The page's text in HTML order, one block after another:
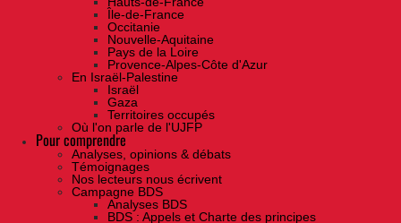
Île-de-France
Occitanie
Nouvelle-Aquitaine
Pays de la Loire
Provence-Alpes-Côte d'Azur
En Israël-Palestine
Israël
Gaza
Territoires occupés
Où l'on parle de l'UJFP
Pour comprendre
Analyses, opinions & débats
Témoignages
Nos lecteurs nous écrivent
Campagne BDS
Analyses BDS
BDS : Appels et Charte des principes